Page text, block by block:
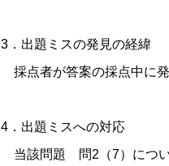
3．出題ミスの発見の経緯
採点者が答案の採点中に発
4．出題ミスへの対応
当該問題 問2（7）につい